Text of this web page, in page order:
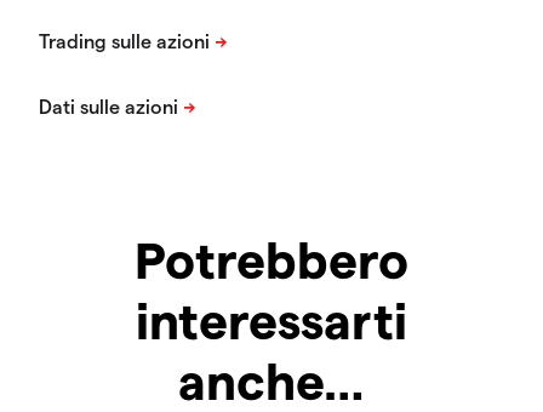
Potrebbero
interessarti
anche…